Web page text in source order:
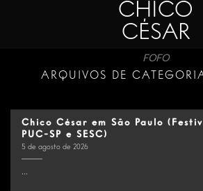
CHICO
CÉSAR
FOFO
ARQUIVOS DE
Chico César em São Paulo
PUC-SP e SESC)
5 de agosto de 2026
...